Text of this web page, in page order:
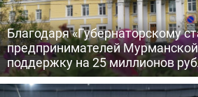
Благодаря «Губернаторскому
предпринимателей
поддержку на 25 миллионов